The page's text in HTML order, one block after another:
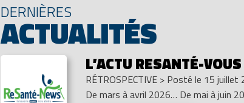
DERNIÈRES
ACTUALITÉS
L’ACTU RESANTÉ-
RÉTROSPECTIVE > Posté le 15 juillet
De mars à avril 2026… De mai à juin